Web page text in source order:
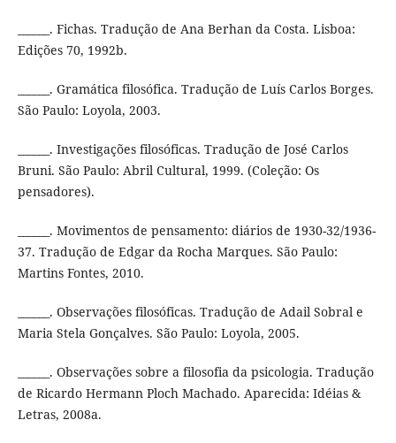
______. Fichas. Tradução de Ana Berhan da Costa. Lisboa:
Edições 70, 1992b.
______. Gramática filosófica. Tradução de Luís Carlos Borges.
São Paulo: Loyola, 2003.
______. Investigações filosóficas. Tradução de José Carlos
Bruni. São Paulo: Abril Cultural, 1999. (Coleção: Os
pensadores).
______. Movimentos de pensamento: diários de 1930-32/1936-
37. Tradução de Edgar da Rocha Marques. São Paulo:
Martins Fontes, 2010.
______. Observações filosóficas. Tradução de Adail Sobral e
Maria Stela Gonçalves. São Paulo: Loyola, 2005.
______. Observações sobre a filosofia da psicologia. Tradução
de Ricardo Hermann Ploch Machado. Aparecida: Idéias &
Letras, 2008a.